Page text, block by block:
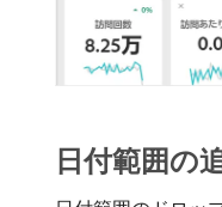
日付範囲の